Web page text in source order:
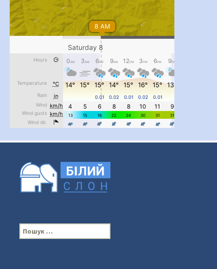
#PipIvanToday #PipIvanWeather
...
pimrec_project
П
о